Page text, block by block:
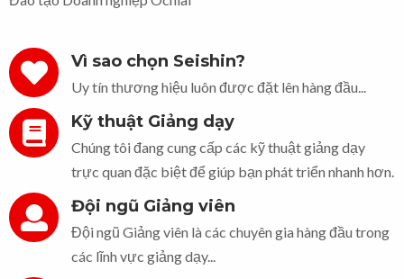
Vì sao chọn Seishin?
Uy tín thương hiệu luôn được đặt lên hàng đầu...
Kỹ thuật Giảng dạy
Chúng tôi đang cung cấp các kỹ thuật giảng dạy
trực quan đặc biệt để giúp bạn phát triển nhanh hơn.
Đội ngũ Giảng viên
Đội ngũ Giảng viên là các chuyên gia hàng đầu trong
các lĩnh vực giảng dạy...